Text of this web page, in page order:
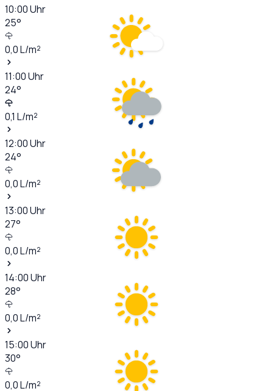
10:00Uhr
25°
0,0L/m²
11:00Uhr
24°
0,1 L/m²
12:00Uhr
24°
0,0L/m²
13:00Uhr
27°
0,0L/m²
14:00Uhr
28°
0,0L/m²
15:00Uhr
30°
0,0L/m²